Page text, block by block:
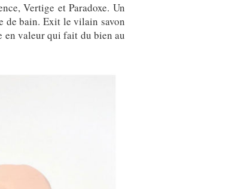
Vertige et Paradoxe. Un
de bain. Exit le vilain savon
en valeur qui fait du bien au